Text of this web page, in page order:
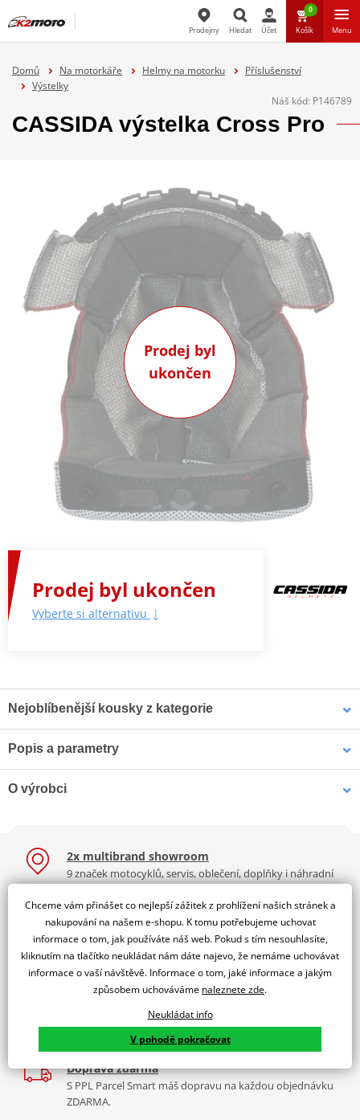
Hledat
Prodejny Hledat Účet
0
Košík Menu
Domů Na motorkáře Helmy na motorku
Příslušenství
Výstelky
Náš kód: P146789
CASSIDA výstelka Cross Pro
Prodej byl
ukončen
Prodej byl ukončen
Vyberte si alternativu
Nejoblíbenější kousky z kategorie
HJC výstelka RPHA 10
990 Kč
Skladem
813 Kč
Skladem
Popis a parametry
dealer značky CASSIDA
Pro přilby:
CASSIDA Cross Pro
Tabulka velikostí
Jak se změřit
Co když mi to nebude
Výrobce
CASSIDA
Model od Cassida
CROSS PRO
O výrobci
Česká značka helem, která svými kořeny sahá až do roku 1975.
Helmy CASSIDA chránily generace motorkářů a zapsaly se tak do
srdcí jezdců nejen značky Jawa. V současnosti je značka CASSIDA
helmets v českých rukou a přestože se odkazuje na historické
kořeny, je současná svým designem, materiály i kvalitou. Vyrábí se
designérů a prochází pečlivým testováním a ověřováním kvality.
2x multibrand showroom
9 značek motocyklů, servis, oblečení, doplňky i náhradní
Více než 30 let zkušeností
Za řídítky motorek, v servisu i prodeji moto vybavení
Nadstandardní služby
Registrace motorky, předváděcí jízdy zdarma, výměna zboží
a další.
K2 Bonus
Výbava? Servis? Sleva? Ty volíš, jakou odměnu chceš!
Doprava zdarma
S PPL Parcel Smart máš dopravu na každou objednávku
ZDARMA.
Chceme vám přinášet co nejlepší zážitek z prohlížení našich stránek a
nakupování na našem e-shopu. K tomu potřebujeme uchovat
informace o tom, jak používáte náš web. Pokud s tím nesouhlasíte,
kliknutím na tlačítko neukládat nám dáte najevo, že nemáme uchovávat
informace o vaší návštěvě. Informace o tom, jaké informace a jakým
způsobem uchováváme naleznete zde.
Neukládat info
V pohodě pokračovat